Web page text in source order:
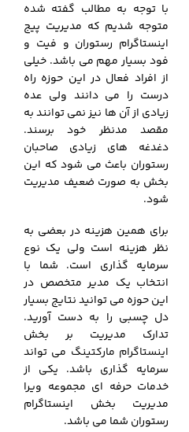
با توجه به مطالب گفته شده
متوجه شدیم که مدیریت پیج
اینستاگرام رستوران و فیت و
فود بسیار مهم می باشد. خیلی
از افراد فعال در این حوزه راه
درست را می دانند ولی عده
زیادی از آن ها نیز نمی توانند به
مقصد مدنظر خود برسند.
دغدغه های زیادی صاحبان
رستوران باعث می شود که این
بخش به صورت ضعیف مدیریت
شود.
برای همین هزینه در بعضی به
نظر هزینه است ولی یک نوع
سرمایه گذاری است. شما با
انتخاب یک مدیر متخصص در
این حوزه می توانید نتایج بسیار
دل چسبی را به دست آورید.
تدارک مدیریت بر بخش
اینستاگرام مارکتینگ می تواند
سرمایه گذاری باشد. یکی از
خدمات حرفه ای مجموعه ویرا
مدیریت بخش اینستاگرام
رستوران شما می باشد.